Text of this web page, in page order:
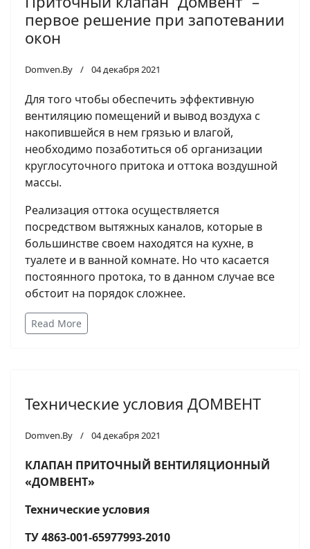
первое решение при запотевании
окон
Domven.By 04 декабря 2021
Для того чтобы обеспечить эффективную
вентиляцию помещений и вывод воздуха с
накопившейся в нем грязью и влагой,
необходимо позаботиться об организации
круглосуточного притока и оттока воздушной
массы.
Реализация оттока осуществляется
посредством вытяжных каналов, которые в
большинстве своем находятся на кухне, в
туалете и в ванной комнате. Но что касается
постоянного протока, то в данном случае все
обстоит на порядок сложнее.
Read More
Технические условия ДОМВЕНТ
Domven.By 04 декабря 2021
КЛАПАН ПРИТОЧНЫЙ ВЕНТИЛЯЦИОННЫЙ
«ДОМВЕНТ»
Технические условия
ТУ 4863-001-65977993-2010